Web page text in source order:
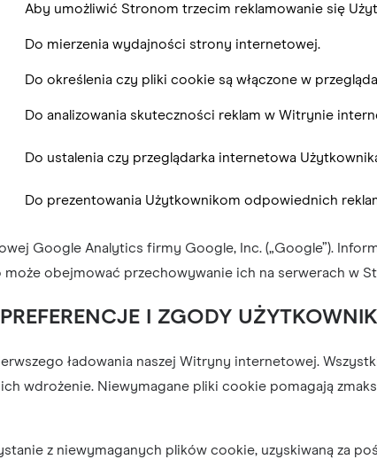
Aby umożliwić Stronom trzecim reklamowanie się
Do mierzenia wydajności strony internetowej.
Do określenia czy pliki cookie są włączone w
Do analizowania skuteczności reklam w Witrynie
Do ustalenia czy przeglądarka internetowa
Do prezentowania Użytkownikom odpowiednich
Google Analytics firmy Google, Inc. („Google”).
obejmować przechowywanie ich na serwerach w
I ZGODY
ładowania naszej Witryny internetowej.
wdrożenie. Niewymagane pliki cookie pomagają
z niewymaganych plików cookie, uzyskiwaną za